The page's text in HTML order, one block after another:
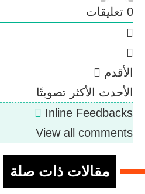
0 تعليقات
الأقدم
الأحدث
الأكثر تصويتًا
Inline Feedbacks
View all comments
مقالات ذات صلة